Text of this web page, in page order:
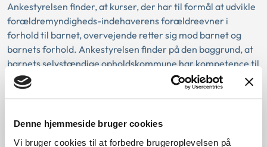
Denne hjemmeside bruger cookies
Vi bruger cookies til at forbedre brugeroplevelsen på
Ankestyrelsen finder, at kurser, der har til formål at udvikle
forældremyndigheds-indehaverens forældreevner i
forhold til barnet, overvejende retter sig mod barnet og
barnets forhold. Ankestyrelsen finder på den baggrund, at
barnets selvstændige opholdskommune har kompetence til
at træffe afgørelse efter servicelovens § 54, stk. 2.
Baggrund for at behandle sagen principielt